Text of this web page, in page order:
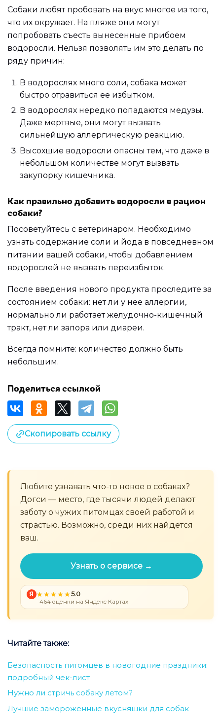
Собаки любят пробовать на вкус многое из того,
что их окружает. На пляже они могут
попробовать съесть вынесенные прибоем
водоросли. Нельзя позволять им это делать по
ряду причин:
В водорослях много соли, собака может
быстро отравиться ее избытком.
В водорослях нередко попадаются медузы.
Даже мертвые, они могут вызвать
сильнейшую аллергическую реакцию.
Высохшие водоросли опасны тем, что даже в
небольшом количестве могут вызвать
закупорку кишечника.
Как правильно добавить водоросли в рацион
собаки?
Посоветуйтесь с ветеринаром. Необходимо
узнать содержание соли и йода в повседневном
питании вашей собаки, чтобы добавлением
водорослей не вызвать переизбыток.
После введения нового продукта проследите за
состоянием собаки: нет ли у нее аллергии,
нормально ли работает желудочно-кишечный
тракт, нет ли запора или диареи.
Всегда помните: количество должно быть
небольшим.
Поделиться ссылкой
Скопировать ссылку
Любите узнавать что-то новое о собаках?
Догси — место, где тысячи людей делают
заботу о чужих питомцах своей работой и
страстью. Возможно, среди них найдётся
ваш.
Узнать о сервисе →
Я 5.0
464 оценки на Яндекс Картах
Читайте также:
Безопасность питомцев в новогодние праздники:
подробный чек-лист
Нужно ли стричь собаку летом?
Лучшие замороженные вкусняшки для собак